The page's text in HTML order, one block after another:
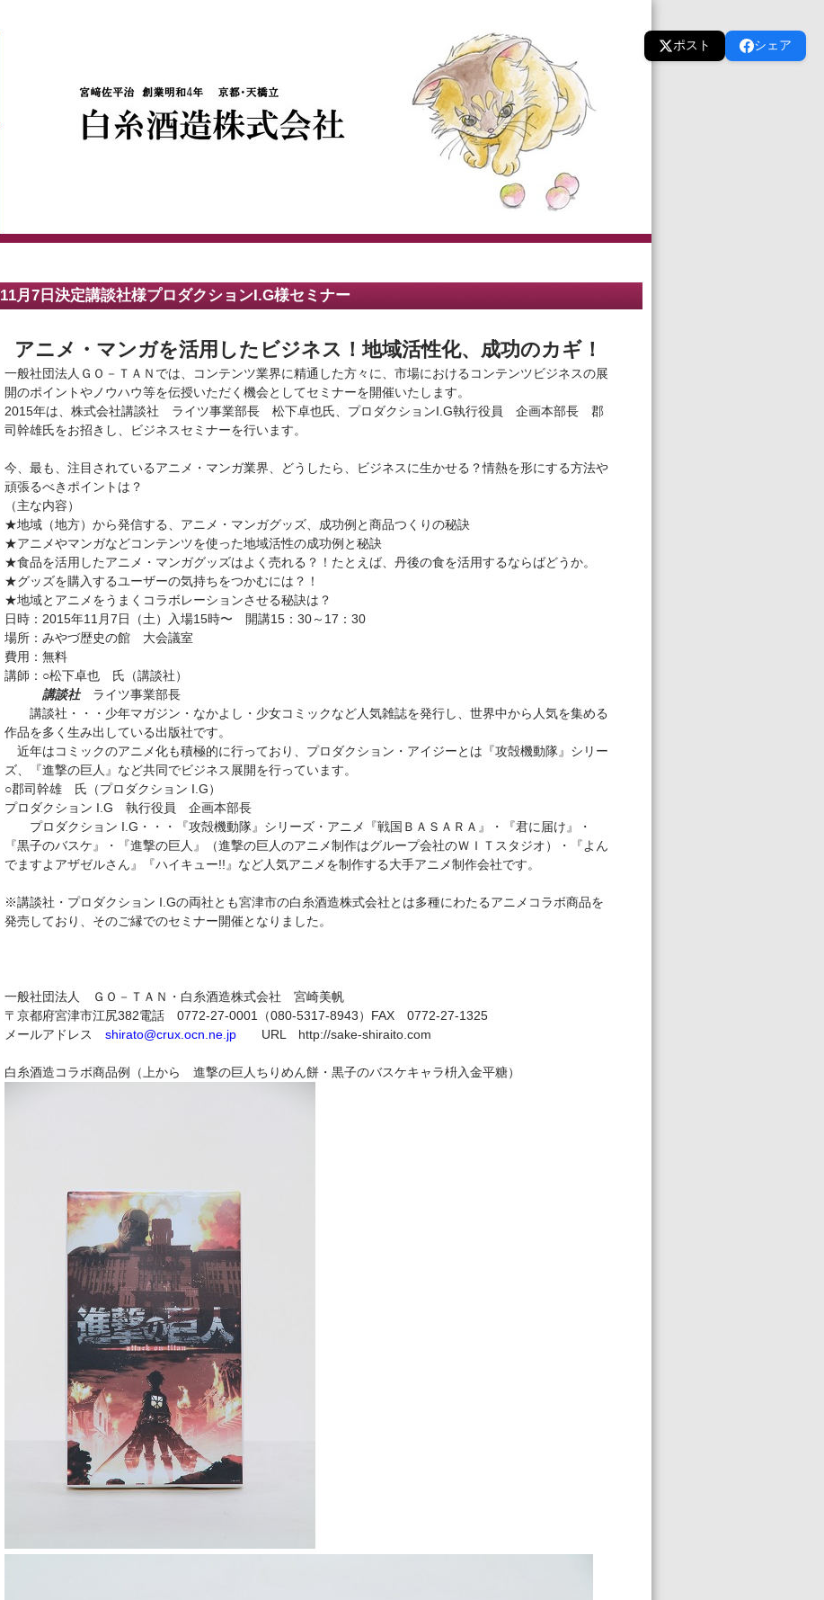
ポスト シェア
11月7日決定講談社様プロダクションI.G様セミナー
アニメ・マンガを活用したビジネス！地域活性化、成功のカギ！
一般社団法人ＧＯ－ＴＡＮでは、コンテンツ業界に精通した方々に、市場におけるコンテンツビジネスの展
開のポイントやノウハウ等を伝授いただく機会としてセミナーを開催いたします。
2015年は、株式会社講談社 ライツ事業部長 松下卓也氏、プロダクションI.G執行役員 企画本部長 郡
司幹雄氏をお招きし、ビジネスセミナーを行います。
今、最も、注目されているアニメ・マンガ業界、どうしたら、ビジネスに生かせる？情熱を形にする方法や
頑張るべきポイントは？
（主な内容）
★地域（地方）から発信する、アニメ・マンガグッズ、成功例と商品つくりの秘訣
★アニメやマンガなどコンテンツを使った地域活性の成功例と秘訣
★食品を活用したアニメ・マンガグッズはよく売れる？！たとえば、丹後の食を活用するならばどうか。
★グッズを購入するユーザーの気持ちをつかむには？！
★地域とアニメをうまくコラボレーションさせる秘訣は？
日時：2015年11月7日（土）入場15時〜 開講15：30～17：30
場所：みやづ歴史の館 大会議室
費用：無料
講師：○松下卓也 氏（講談社）
講談社ライツ事業部長
講談社・・・少年マガジン・なかよし・少女コミックなど人気雑誌を発行し、世界中から人気を集める
作品を多く生み出している出版社です。
近年はコミックのアニメ化も積極的に行っており、プロダクション・アイジーとは『攻殻機動隊』シリー
ズ、『進撃の巨人』など共同でビジネス展開を行っています。
○郡司幹雄 氏（プロダクション I.G）
プロダクション I.G 執行役員 企画本部長
プロダクション I.G・・・『攻殻機動隊』シリーズ・アニメ『戦国ＢＡＳＡＲＡ』・『君に届け』・
『黒子のバスケ』・『進撃の巨人』（進撃の巨人のアニメ制作はグループ会社のＷＩＴスタジオ）・『よん
でますよアザゼルさん』『ハイキュー!!』など人気アニメを制作する大手アニメ制作会社です。
※講談社・プロダクション I.Gの両社とも宮津市の白糸酒造株式会社とは多種にわたるアニメコラボ商品を
発売しており、そのご縁でのセミナー開催となりました。
一般社団法人 ＧＯ－ＴＡＮ・白糸酒造株式会社 宮崎美帆
〒京都府宮津市江尻382電話 0772-27-0001（080-5317-8943）FAX 0772-27-1325
メールアドレス shirato@crux.ocn.ne.jp URL http://sake-shiraito.com
白糸酒造コラボ商品例（上から 進撃の巨人ちりめん餅・黒子のバスケキャラ枡入金平糖）